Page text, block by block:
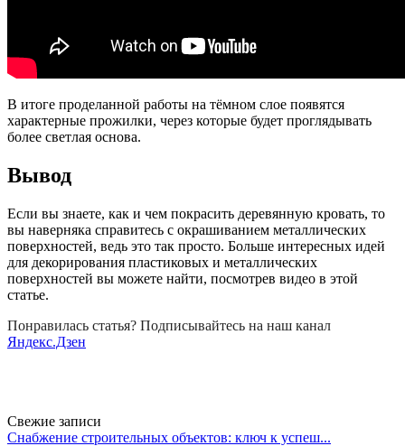
В итоге проделанной работы на тёмном слое появятся
характерные прожилки, через которые будет проглядывать
более светлая основа.
Вывод
Если вы знаете, как и чем покрасить деревянную кровать, то
вы наверняка справитесь с окрашиванием металлических
поверхностей, ведь это так просто. Больше интересных идей
для декорирования пластиковых и металлических
поверхностей вы можете найти, посмотрев видео в этой
статье.
Понравилась статья? Подписывайтесь на наш канал
Яндекс.Дзен
Свежие записи
Снабжение строительных объектов: ключ к успеш...